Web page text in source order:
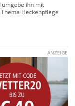
umgebe ihn mit
Heckenpflege
ANZEIGE